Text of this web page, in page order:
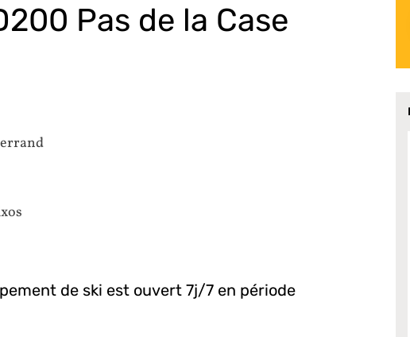
Pas de la Case
de ski est ouvert 7j/7 en période